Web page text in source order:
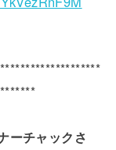
ーチャックさ